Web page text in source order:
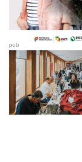
pub